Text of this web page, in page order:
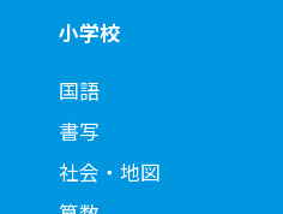
小学校
国語
書写
社会・地図